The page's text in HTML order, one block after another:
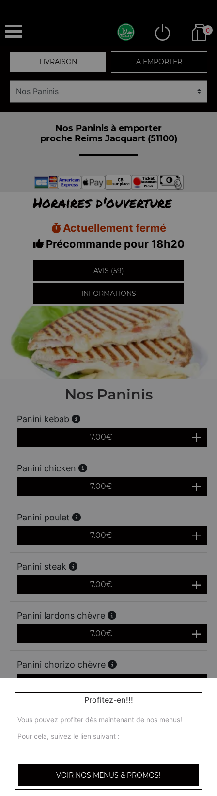
0
LIVRAISON A EMPORTER
Nos Paninis à emporter
proche Reims Jacquart (51100)
Horaires d'ouverture
Actuellement fermé
Précommande pour 18h20
AVIS (59)
INFORMATIONS
Nos Paninis
Panini kebab
7.00€
Panini chicken
7.00€
Panini poulet
7.00€
Panini steak
7.00€
Panini lardons chèvre
7.00€
Panini chorizo chèvre
7.00
Panini jambon
7.00 €
Profitez-en!!!
Vous pouvez profiter dès maintenant de nos menus!
Pour cela, suivez le lien suivant :
VOIR NOS MENUS & PROMOS!